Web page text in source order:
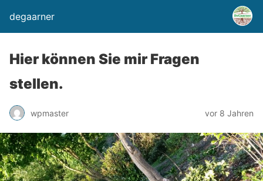
degaarner
Hier können Sie mir Fragen
stellen.
wpmaster vor 8 Jahren